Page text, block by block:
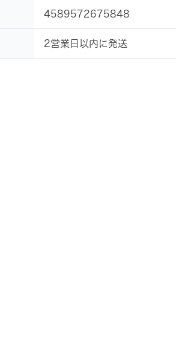
4589572675848
2営業日以内に発送